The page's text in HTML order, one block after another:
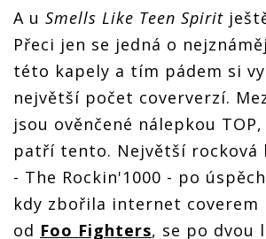
A u Smells Like Teen Spirit
Přeci jen se jedná o
této kapely a tím pádem si
největší počet coververzí.
jsou ověnčené nálepkou
patří tento. Největší rocková
- The Rockin'1000 - po
kdy zbořila internet coverem
od Foo Fighters, se po dvou